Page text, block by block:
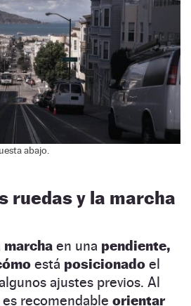
abajo.
ruedas y la marcha
marcha en una pendiente,
está posicionado el
ajustes previos. Al
recomendable orientar